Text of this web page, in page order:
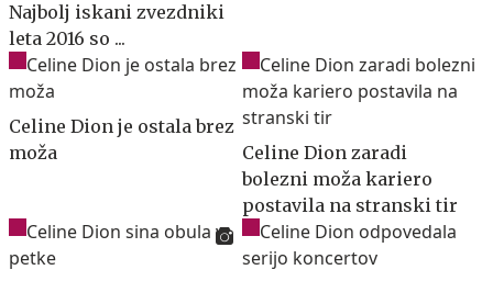
Najbolj iskani zvezdniki
leta 2016 so ...
Celine Dion je ostala brez
moža
Celine Dion zaradi
bolezni moža kariero
postavila na stranski tir